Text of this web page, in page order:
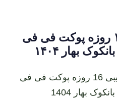
تور تایلند ترکیبی ۱۶ روزه پوکت فی فی
بهار ۱۴۰۴